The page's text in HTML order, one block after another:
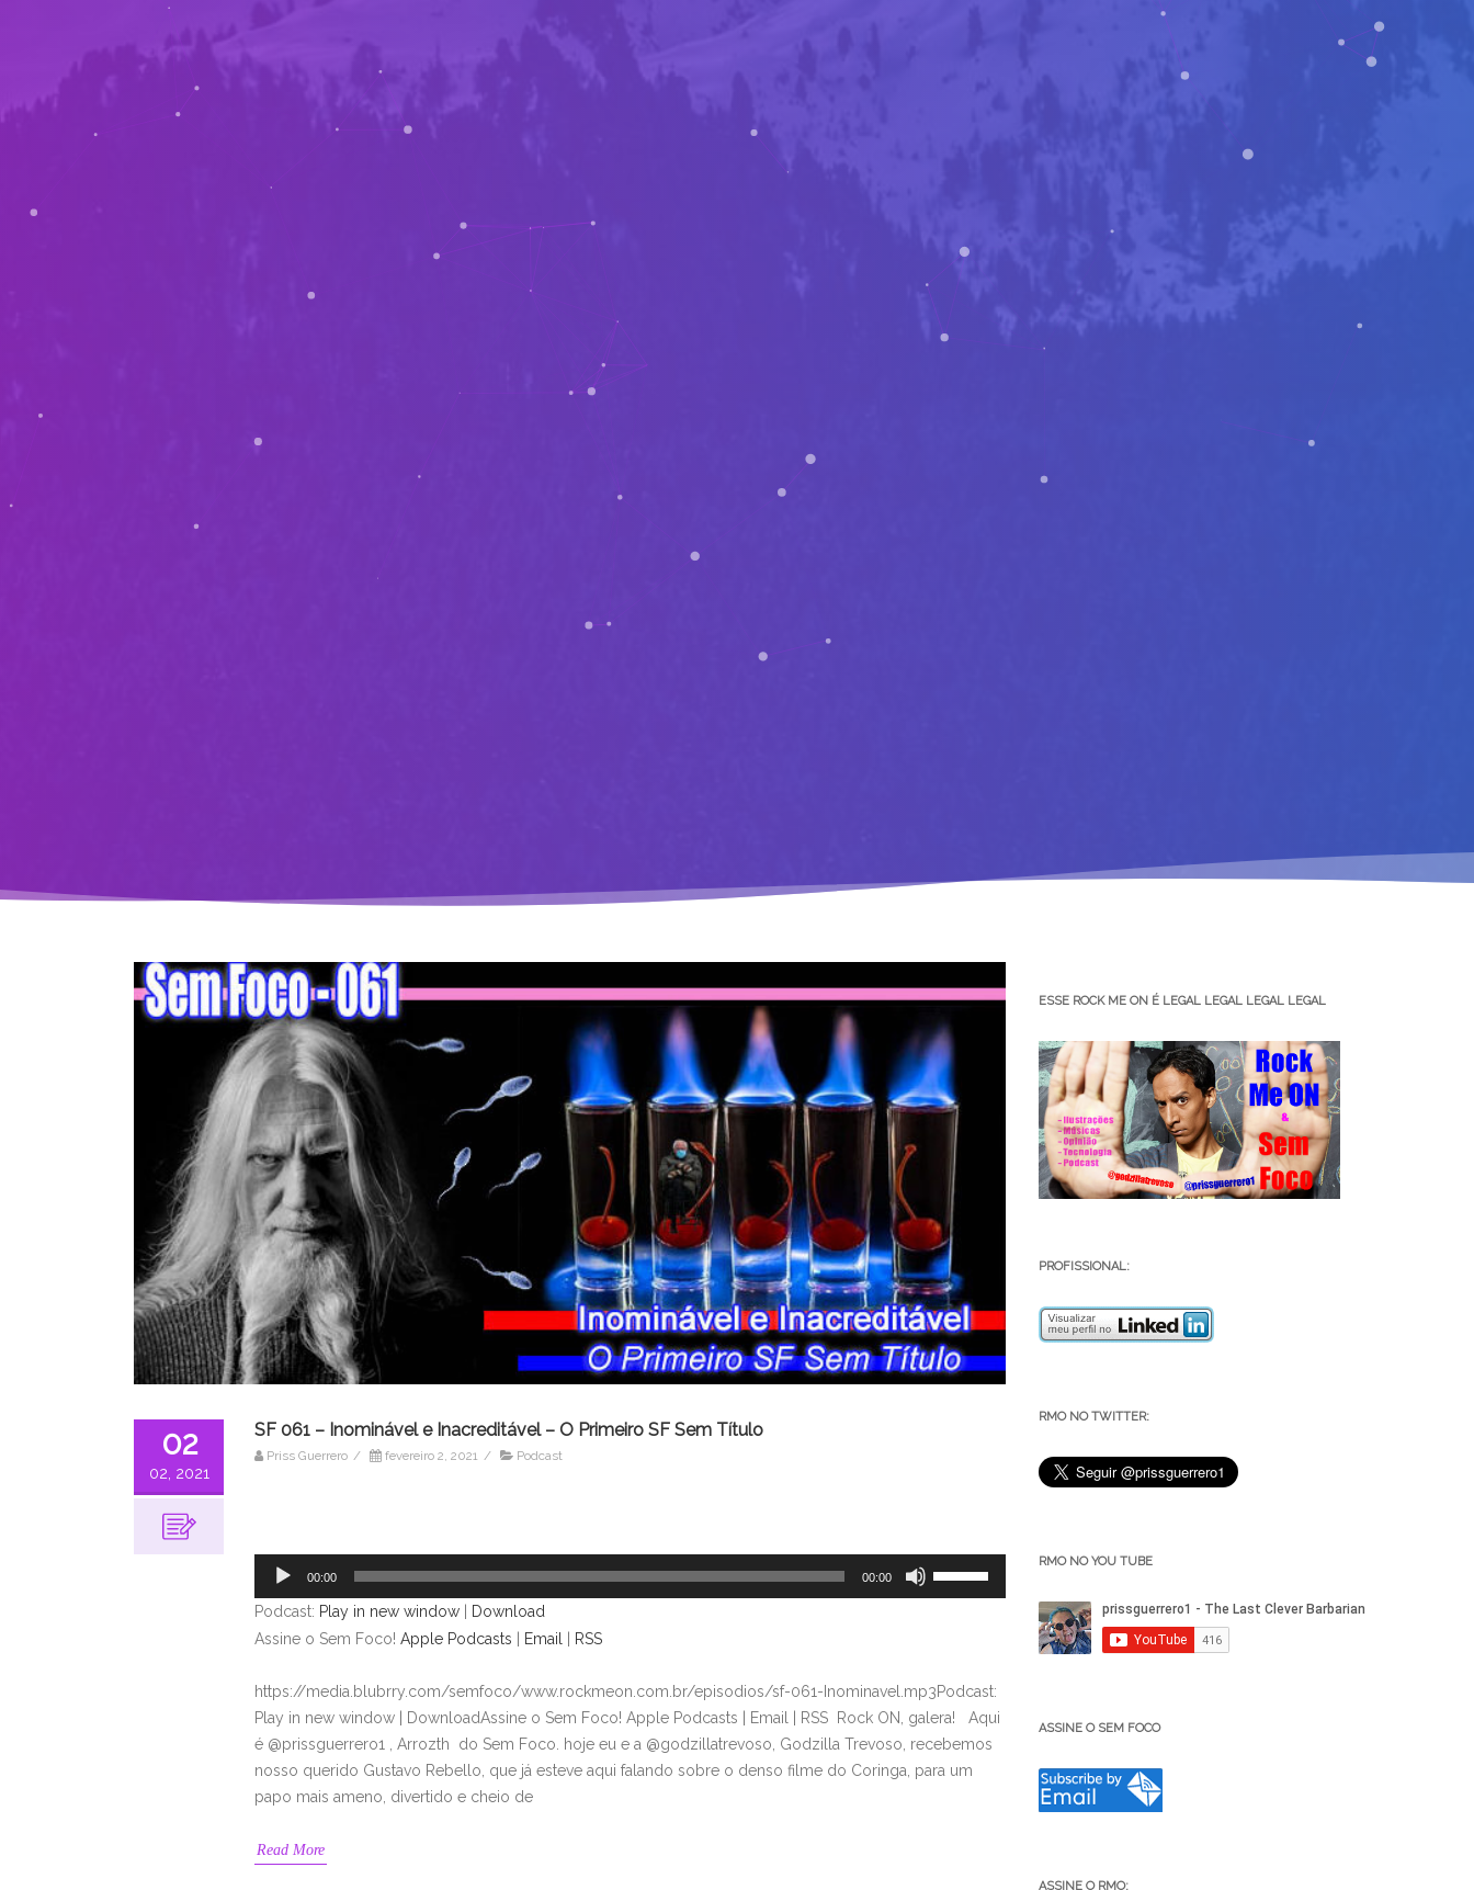
02
02, 2021
SF 061 – Inominável e Inacreditável – O Primeiro SF Sem Título
Priss Guerrero / fevereiro 2, 2021 / Podcast
áudio
00:00 00:00
ou
para
baixo
para
Podcast: Play in new window
Download
Assine o Sem Foco! Apple Podcasts Email RSS
https://media.blubrry.com/semfoco/www.rockmeon.com.br/episodios/sf-061-Inominavel.mp3Podcast:
Play in new window | DownloadAssine o Sem Foco! Apple Podcasts | Email | RSS Rock ON, galera! Aqui
é @prissguerrero1 , Arrozth do Sem Foco. hoje eu e a @godzillatrevoso, Godzilla Trevoso, recebemos
nosso querido Gustavo Rebello, que já esteve aqui falando sobre o denso filme do Coringa, para um
papo mais ameno, divertido e cheio de
Read More
ESSE ROCK ME ON É LEGAL LEGAL LEGAL LEGAL
PROFISSIONAL:
RMO NO TWITTER:
RMO NO YOU TUBE
ASSINE O SEM FOCO
ASSINE O RMO: